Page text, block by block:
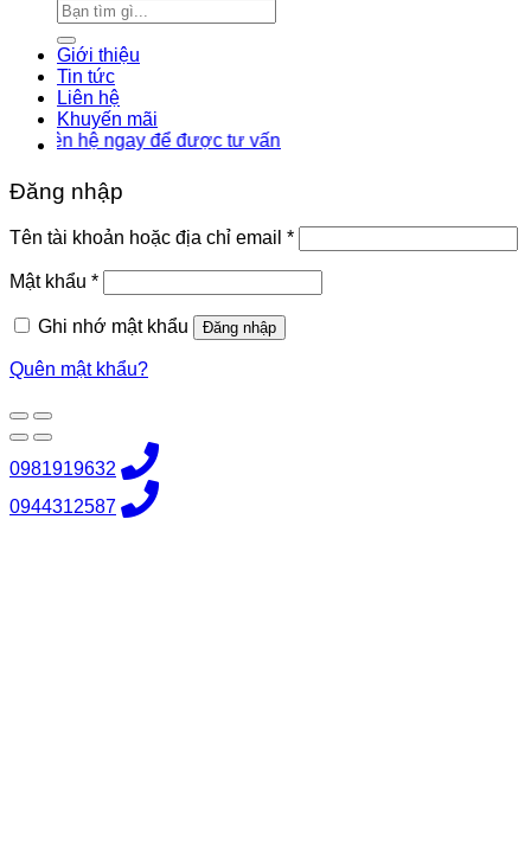
Tìm
kiếm:
Giới thiệu
Tin tức
Liên hệ
Khuyến mãi
hệ ngay để được tư vấn
Đăng nhập
Tên tài khoản hoặc địa chỉ email *Bắt
buộc
Mật khẩu *Bắt
buộc
Ghi nhớ mật khẩu
Đăng nhập
Quên mật khẩu?
0981919632
0944312587